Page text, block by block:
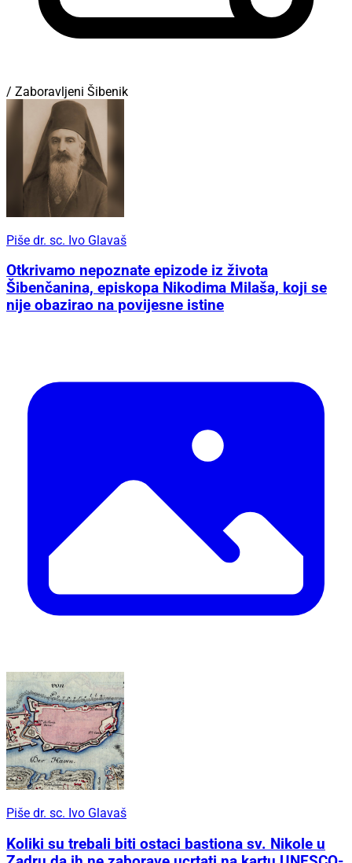
/ Zaboravljeni Šibenik
Piše dr. sc. Ivo Glavaš
Otkrivamo nepoznate epizode iz života
Šibenčanina, episkopa Nikodima Milaša, koji se
nije obazirao na povijesne istine
Piše dr. sc. Ivo Glavaš
Koliki su trebali biti ostaci bastiona sv. Nikole u